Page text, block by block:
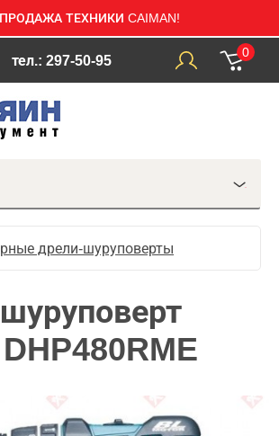
ТЕХНИКИ CAIMAN!
тел.: 297-50-95
0
дрели-шуруповерты